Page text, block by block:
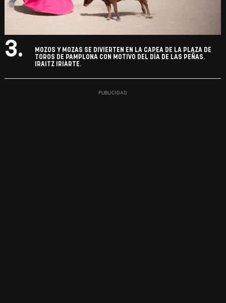
3.
MOZOS Y MOZAS SE DIVIERTEN EN LA CAPEA DE LA PLAZA DE
TOROS DE PAMPLONA CON MOTIVO DEL DÍA DE LAS PEÑAS.
IRAITZ IRIARTE.